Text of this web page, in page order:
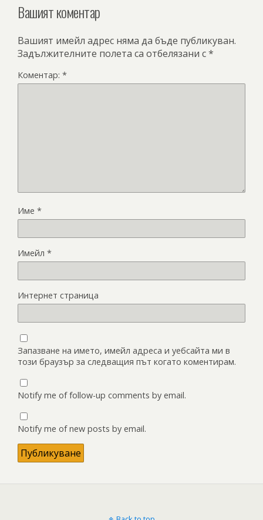
Вашият коментар
Вашият имейл адрес няма да бъде публикуван.
Задължителните полета са отбелязани с*
Коментар: *
Име *
Имейл *
Интернет страница
Запазване на името, имейл адреса и уебсайта ми в
този браузър за следващия път когато коментирам.
Notify me of follow-up comments by email.
Notify me of new posts by email.